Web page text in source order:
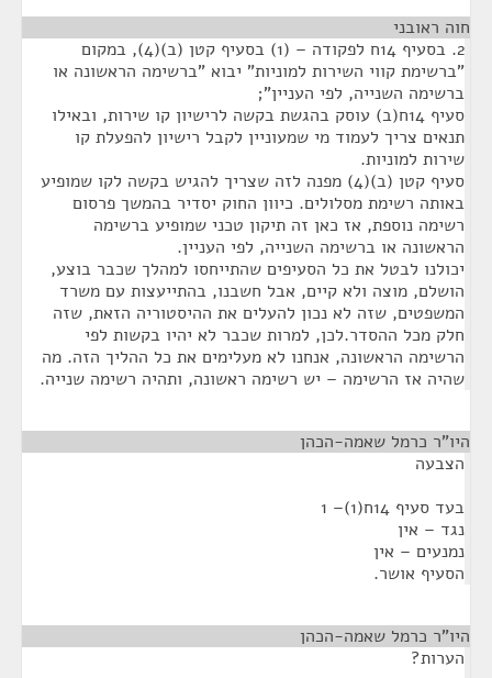
חוה ראובני
2. בסעיף 14ח לפקודה – (1) בסעיף קטן (ב)(4), במקום
"ברשימת קווי השירות למוניות" יבוא "ברשימה הראשונה או
ברשימה השנייה, לפי העניין";
סעיף 14ח(ב) עוסק בהגשת בקשה לרישיון קו שירות, ובאילו
תנאים צריך לעמוד מי שמעוניין לקבל רישיון להפעלת קו
שירות למוניות.
סעיף קטן (ב)(4) מפנה לזה שצריך להגיש בקשה לקו שמופיע
באותה רשימת מסלולים. כיוון החוק יסדיר בהמשך פרסום
רשימה נוספת, אז כאן זה תיקון טכני שמופיע ברשימה
הראשונה או ברשימה השנייה, לפי העניין.
יכולנו לבטל את כל הסעיפים שהתייחסו למהלך שכבר בוצע,
הושלם, מוצה ולא קיים, אבל חשבנו, בהתייעצות עם משרד
המשפטים, שזה לא נכון להעלים את ההיסטוריה הזאת, שזה
חלק מכל ההסדר.לכן, למרות שכבר לא יהיו בקשות לפי
הרשימה הראשונה, אנחנו לא מעלימים את כל ההליך הזה. מה
שהיה אז הרשימה – יש רשימה ראשונה, ותהיה רשימה שנייה.
היו"ר כרמל שאמה-הכהן
הצבעה
בעד סעיף 14ח(1)– 1
נגד – אין
נמנעים – אין
הסעיף אושר.
היו"ר כרמל שאמה-הכהן
הערות?